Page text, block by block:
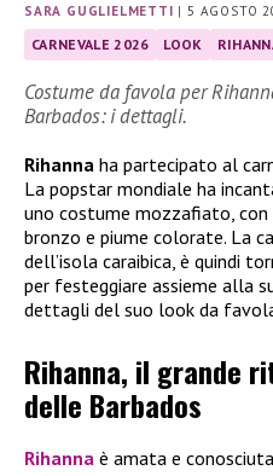
SARA GUGLIELMETTI | 5 AGOSTO
CARNEVALE 2026 LOOK
Costume da favola per
Barbados: i dettagli.
Rihanna ha partecipato al
La popstar mondiale ha
uno costume mozzafiato,
bronzo e piume colorate. La
dell’isola caraibica, è quindi
per festeggiare assieme alla
dettagli del suo look da
Rihanna, il grande
delle Barbados
Rihanna è amata e